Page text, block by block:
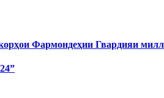
Фармондеҳии Гвардияи